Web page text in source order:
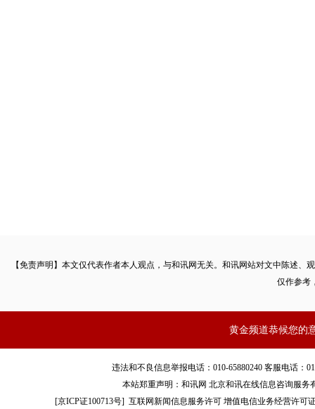
【免责声明】本文仅代表作者本人观点，与和讯网无关。和讯网站对文中陈述
仅作参考
黄金频道恭候您的
违法和不良信息举报电话：010-65880240 客服电话：
本站郑重声明：和讯网 北京和讯在线信息咨询服
[京ICP证100713号]互联网新闻信息服务许可 增值电信业务经营许可